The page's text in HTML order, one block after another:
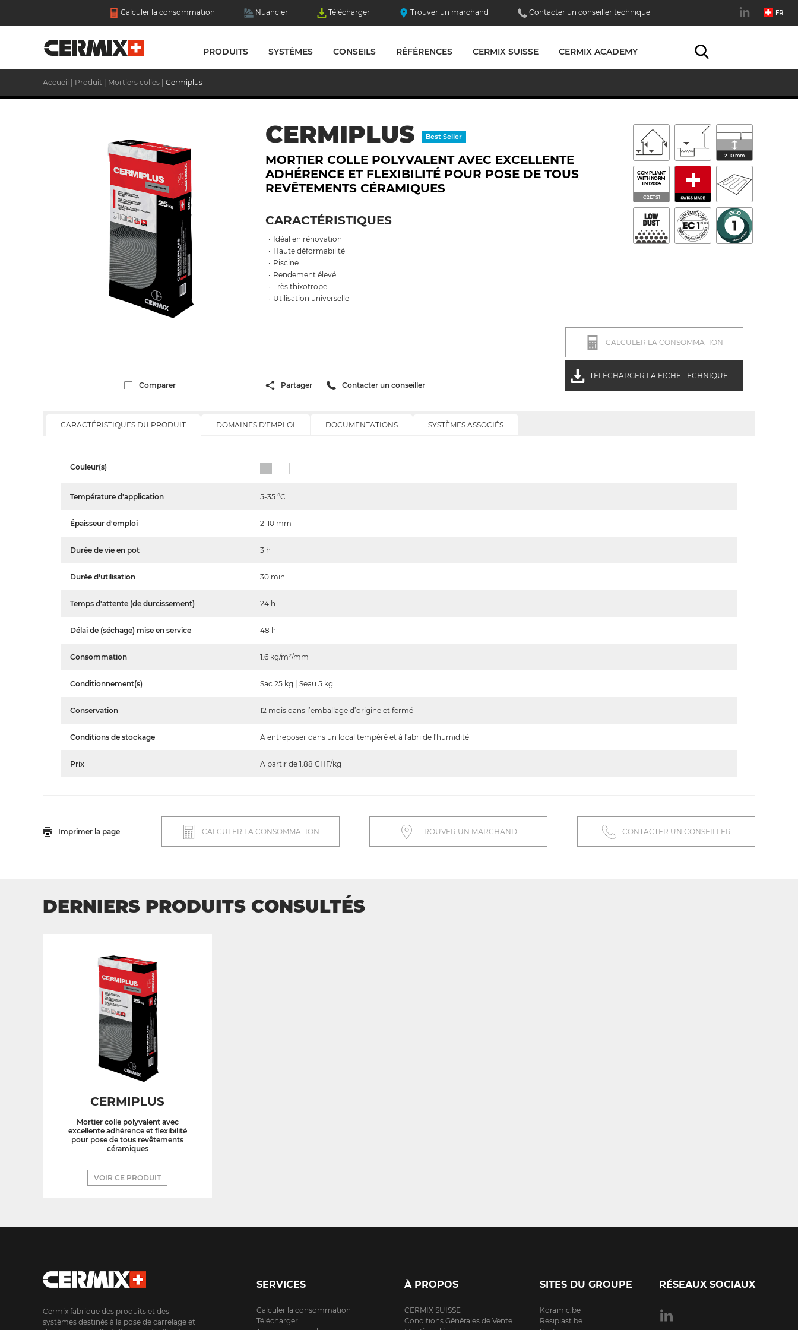
Calculer la consommation Nuancier Télécharger Trouver un marchand Contacter un conseiller technique
PRODUITS SYSTÈMES CONSEILS RÉFÉRENCES CERMIX SUISSE CERMIX ACADEMY
Accueil Produit Mortiers colles Cermiplus
FR
CERMIPLUS Best Seller
MORTIER COLLE POLYVALENT AVEC EXCELLENTE
ADHÉRENCE ET FLEXIBILITÉ POUR POSE DE TOUS
REVÊTEMENTS CÉRAMIQUES
CARACTÉRISTIQUES
Idéal en rénovation
Haute déformabilité
Piscine
Rendement élevé
Très thixotrope
Utilisation universelle
2-10 mm
COMPLIANT
WITH NORM
EN 12004
C2ETS1
Comparer Partager Contacter un conseiller
CALCULER LA CONSOMMATION
TÉLÉCHARGER LA FICHE TECHNIQUE
CARACTÉRISTIQUES DU PRODUIT DOMAINES D'EMPLOI DOCUMENTATIONS SYSTÈMES ASSOCIÉS
Couleur(s)
Température d'application 5-35 °C
Épaisseur d'emploi 2-10 mm
Durée de vie en pot 3 h
Durée d'utilisation 30 min
Temps d'attente (de durcissement) 24 h
Délai de (séchage) mise en service 48 h
Consommation 1.6 kg/m²/mm
Conditionnement(s) Sac 25 kg | Seau 5 kg
Conservation 12 mois dans l’emballage d’origine et fermé
Conditions de stockage A entreposer dans un local tempéré et à l'abri de l'humidité
Prix A partir de 1.88 CHF/kg
Imprimer la page CALCULER LA CONSOMMATION TROUVER UN MARCHAND CONTACTER UN CONSEILLER
DERNIERS PRODUITS CONSULTÉS
CERMIPLUS
Mortier colle polyvalent avec
excellente adhérence et flexibilité
pour pose de tous revêtements
céramiques
VOIR CE PRODUIT
Cermix fabrique des produits et des
systèmes destinés à la pose de carrelage et
SERVICES
Calculer la consommation
Télécharger
À PROPOS
CERMIX SUISSE
Conditions Générales de Vente
SITES DU GROUPE
Koramic.be
Resiplast.be
RÉSEAUX SOCIAUX